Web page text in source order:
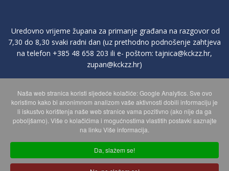
Uredovno vrijeme župana za primanje građana na razgovor od
7,30 do 8,30 svaki radni dan (uz prethodno podnošenje zahtjeva
na telefon +385 48 658 203 ili e- poštom:tajnica@kckzz.hr,
zupan@kckzz.hr)
POLITIKA ZAŠTITE PRIVATNOSTI OSOBNIH PODATAKA
MAPA WEBA
Copyright © 2026 Koprivničko - križevačka županija. Sva prava
Naša web stranica koristi sljedeće kolačiće: Google Analytics. Sve ovo
koristimo kako bi anonimnom analizom vaše aktivnosti dobili informaciju je
li iskustvo korištenja naše web stranice vama pozitivno (ako nije da ga
poboljšamo). Više o kolačićima i mogućnostima vlastitih postavki saznajte
na linku Više informacija.
Da, slažem se!